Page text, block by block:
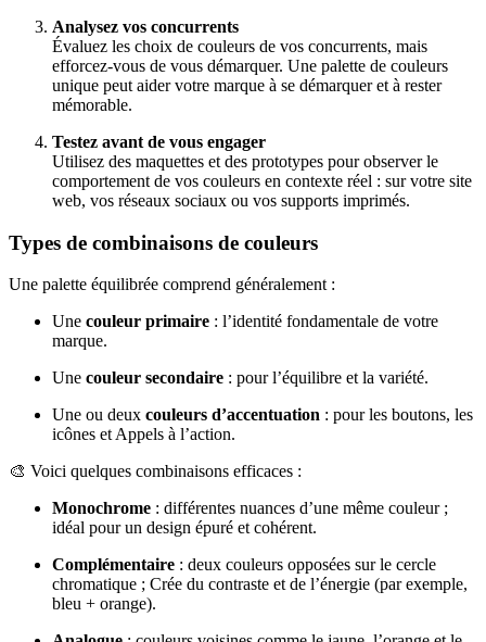
Analysez vos concurrents
Évaluez les choix de couleurs de vos concurrents, mais
efforcez-vous de vous démarquer. Une palette de couleurs
unique peut aider votre marque à se démarquer et à rester
mémorable.
Testez avant de vous engager
Utilisez des maquettes et des prototypes pour observer le
comportement de vos couleurs en contexte réel : sur votre site
web, vos réseaux sociaux ou vos supports imprimés.
Types de combinaisons de couleurs
Une palette équilibrée comprend généralement :
Une couleur primaire : l’identité fondamentale de votre
marque.
Une couleur secondaire : pour l’équilibre et la variété.
Une ou deux couleurs d’accentuation : pour les boutons, les
icônes et Appels à l’action.
🎨 Voici quelques combinaisons efficaces :
Monochrome : différentes nuances d’une même couleur ;
idéal pour un design épuré et cohérent.
Complémentaire : deux couleurs opposées sur le cercle
chromatique ; Crée du contraste et de l’énergie (par exemple,
bleu + orange).